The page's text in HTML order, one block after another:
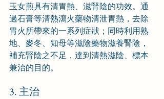
玉女煎具有清胃熱、滋腎陰的功效。通
過石膏等清熱瀉火藥物清泄胃熱，去除
胃火所帶來的一系列症狀；同時利用熟
地、麥冬、知母等滋陰藥物滋養腎陰，
補充腎陰之不足，達到清熱滋陰、標本
兼治的目的。
3. 主治